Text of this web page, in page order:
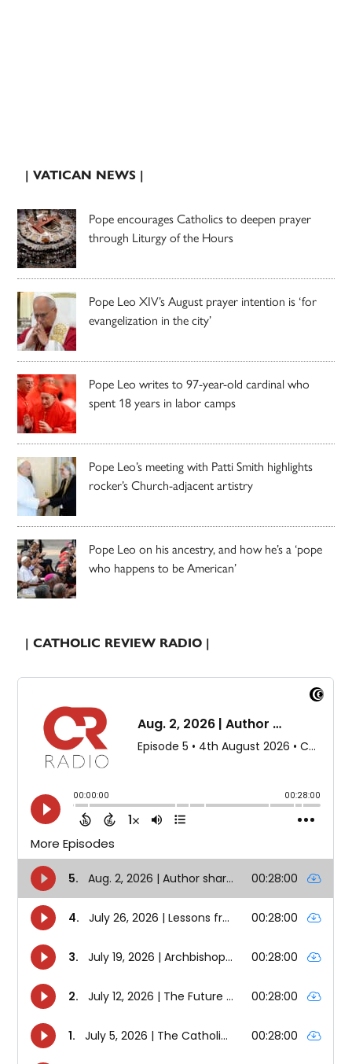
| VATICAN NEWS |
Pope encourages Catholics to deepen prayer
through Liturgy of the Hours
Pope Leo XIV’s August prayer intention is ‘for
evangelization in the city’
Pope Leo writes to 97-year-old cardinal who
spent 18 years in labor camps
Pope Leo’s meeting with Patti Smith highlights
rocker’s Church-adjacent artistry
Pope Leo on his ancestry, and how he’s a ‘pope
who happens to be American’
| CATHOLIC REVIEW RADIO |